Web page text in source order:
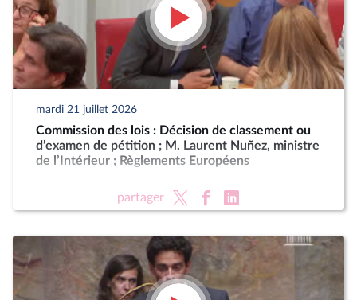
mardi 21 juillet 2026
Commission des lois : Décision de classement ou
d’examen de pétition ; M. Laurent Nuñez, ministre
de l’Intérieur ; Règlements Européens
partager